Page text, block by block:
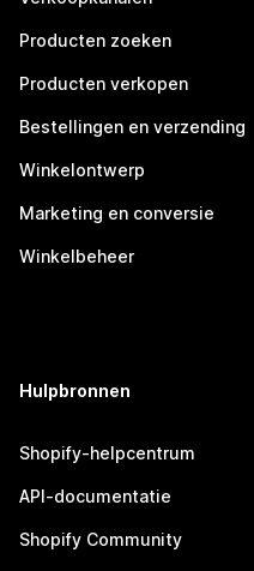
Producten zoeken
Producten verkopen
Bestellingen en verzending
Winkelontwerp
Marketing en conversie
Winkelbeheer
Hulpbronnen
Shopify-helpcentrum
API-documentatie
Shopify Community